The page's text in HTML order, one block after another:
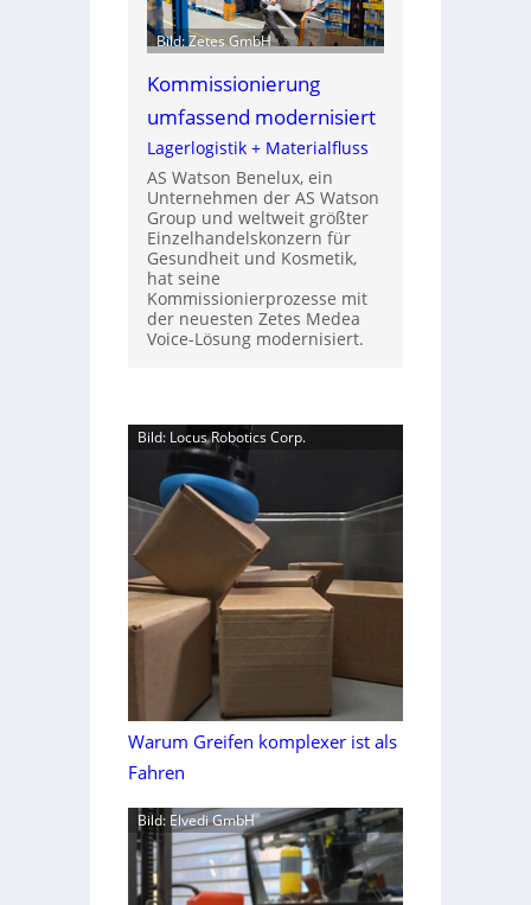
Bild: Zetes GmbH
Kommissionierung
umfassend modernisiert
Lagerlogistik + Materialfluss
AS Watson Benelux, ein
Unternehmen der AS Watson
Group und weltweit größter
Einzelhandelskonzern für
Gesundheit und Kosmetik,
hat seine
Kommissionierprozesse mit
der neuesten Zetes Medea
Voice-Lösung modernisiert.
Bild: Locus Robotics Corp.
Warum Greifen komplexer ist als
Fahren
Bild: Elvedi GmbH